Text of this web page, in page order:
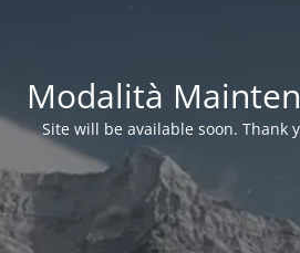
Modalità
Site will be available soon. Thank